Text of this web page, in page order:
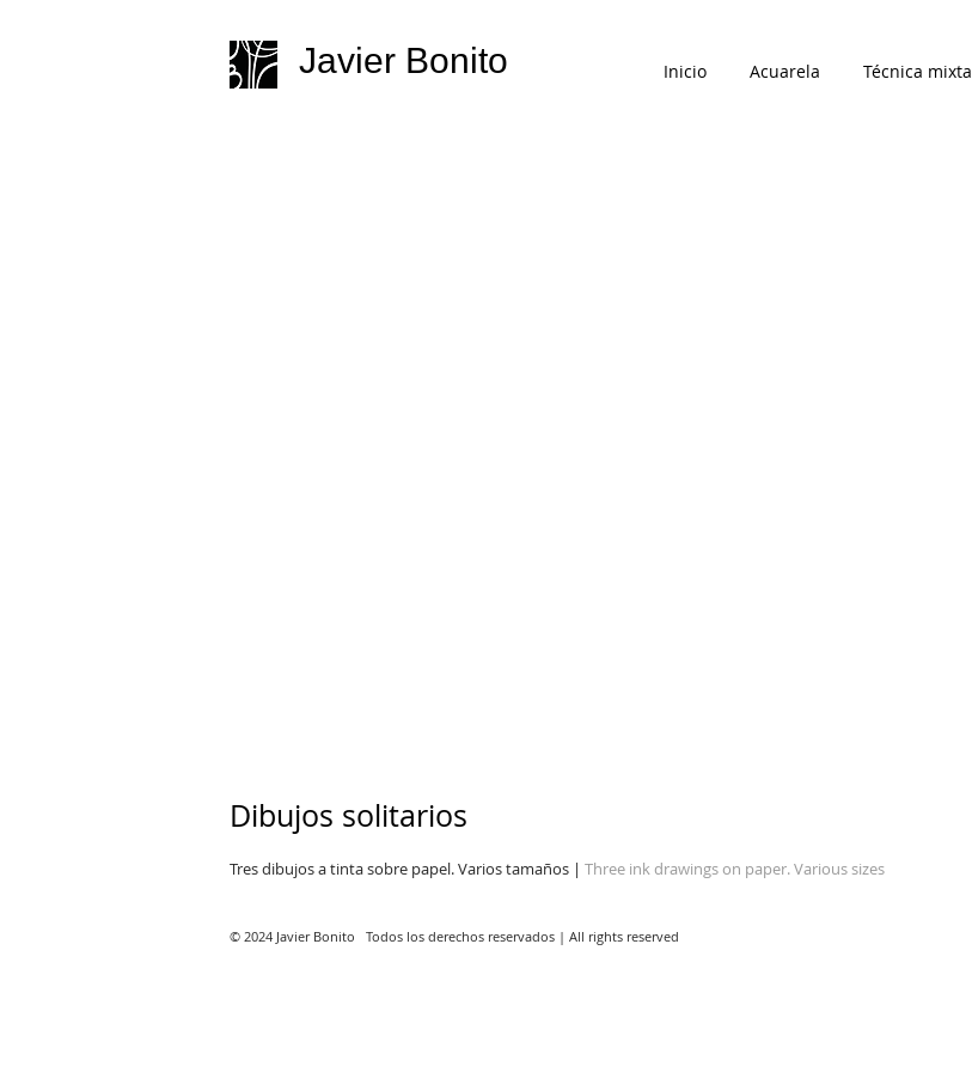
Javier Bonito Inicio Acuarela Técnica mixta
Dibujos solitarios
Tres dibujos a tinta sobre papel. Varios tamaños | Three ink drawings on paper. Various sizes
© 2024 Javier Bonito Todos los derechos reservados | All rights reserved